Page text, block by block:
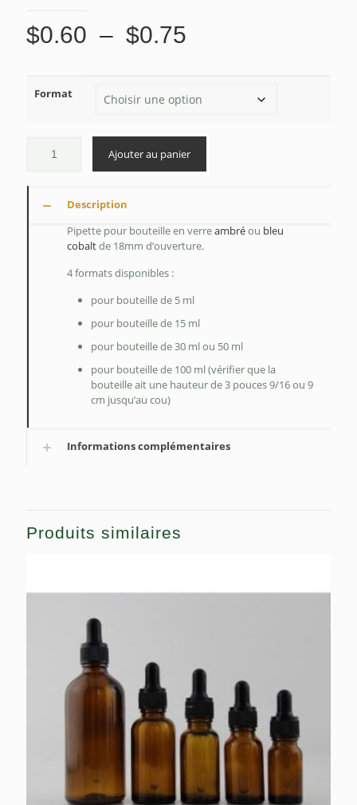
$0.60 – $0.75
$0.60
à
$0.75
Format
Ajouter au panier
Description
Pipette pour bouteille en verreambréou bleu
cobaltde 18mm d’ouverture.
4 formats disponibles :
pour bouteille de 5 ml
pour bouteille de 15 ml
pour bouteille de 30 ml ou 50 ml
pour bouteille de 100 ml (vérifier que la
bouteille ait une hauteur de 3 pouces 9/16 ou 9
cm jusqu’au cou)
Informations complémentaires
Produits similaires